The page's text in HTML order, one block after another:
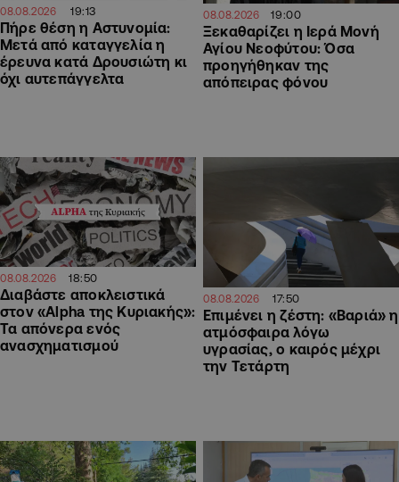
08.08.2026 19:13
Πήρε θέση η Αστυνομία:
Μετά από καταγγελία η
έρευνα κατά Δρουσιώτη κι
όχι αυτεπάγγελτα
08.08.2026 19:00
Ξεκαθαρίζει η Ιερά Μονή
Αγίου Νεοφύτου: Όσα
προηγήθηκαν της
απόπειρας φόνου
08.08.2026 18:50
Διαβάστε αποκλειστικά
στον «Alpha της Κυριακής»:
Τα απόνερα ενός
ανασχηματισμού
08.08.2026 17:50
Επιμένει η ζέστη: «Βαριά» η
ατμόσφαιρα λόγω
υγρασίας, ο καιρός μέχρι
την Τετάρτη